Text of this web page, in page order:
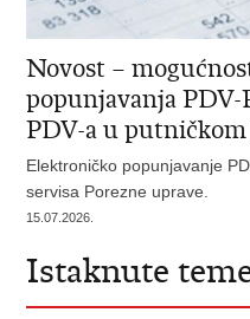
Novost –
popunjavanja PDV-
PDV-a u
Elektroničko popunjavanje
servisa Porezne uprave.
15.07.2026.
Istaknute